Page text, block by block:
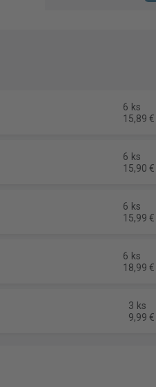
6 ks
15,89 €
6 ks
15,90 €
6 ks
15,99 €
6 ks
18,99 €
3 ks
9,99 €